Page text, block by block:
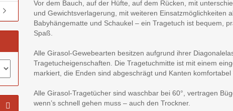
Vor dem Bauch, auf der Hüfte, auf dem Rücken, mit
und Gewichtsverlagerung, mit weiteren Einsatzmöglichkeiten
Babyhängematte und Schaukel – ein Tragetuch ist bequem,
Spaß.
Alle Girasol-Gewebearten besitzen aufgrund ihrer
Tragetucheigenschaften. Die Tragetuchmitte ist mit einem
markiert, die Enden sind abgeschrägt und Kanten komfortabel
Alle Girasol-Tragetücher sind waschbar bei 60°, vertragen
wenn’s schnell gehen muss – auch den Trockner.